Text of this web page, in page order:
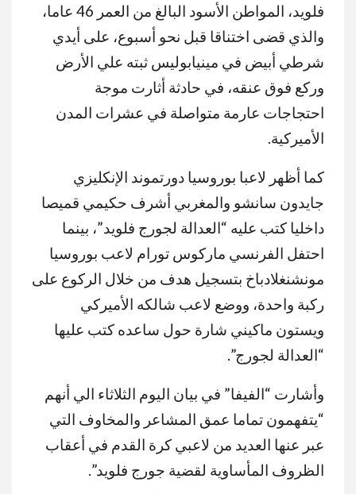
فلويد، المواطن الأسود البالغ من العمر 46 عاما،
والذي قضى اختناقا قبل نحو أسبوع، على أيدي
شرطي أبيض في مينيابوليس ثبته علي الأرض
وركع فوق عنقه، في حادثة أثارت موجة
احتجاجات عارمة متواصلة في عشرات المدن
الأميركية.
كما أظهر لاعبا بوروسيا دورتموند الإنكليزي
جايدون سانشو والمغربي أشرف حكيمي قميصا
داخليا كتب عليه “العدالة لجورج فلويد”، بينما
احتفل الفرنسي ماركوس تورام لاعب بوروسيا
مونشنغلادباخ بتسجيل هدف من خلال الركوع على
ركبة واحدة، ووضع لاعب شالكه الأميركي
ويستون ماكيني شارة حول ساعده كتب عليها
“العدالة لجورج”.
وأشارت “الفيفا” في بيان اليوم الثلاثاء الي أنهم
“يتفهمون تماما عمق المشاعر والمخاوف التي
عبر عنها العديد من لاعبي كرة القدم في أعقاب
الظروف المأساوية لقضية جورج فلويد”.